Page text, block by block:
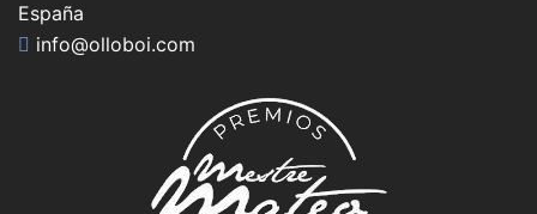
España
info@olloboi.com